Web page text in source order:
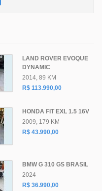
LAND ROVER EVOQUE
DYNAMIC
2014, 89 KM
R$ 113.990,00
HONDA FIT EXL 1.5 16V
2009, 179 KM
R$ 43.990,00
BMW G 310 GS BRASIL
2024
R$ 36.990,00